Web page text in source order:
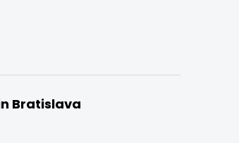
Bratislava